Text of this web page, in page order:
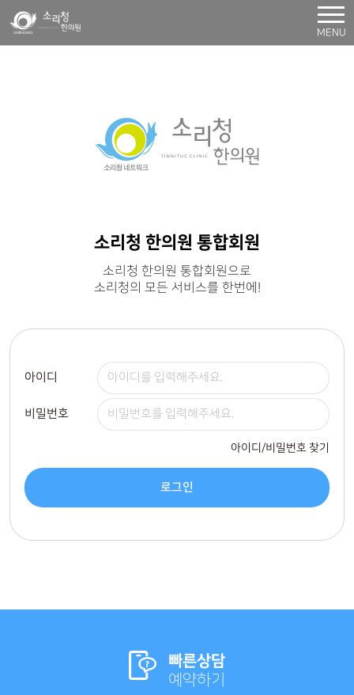
MENU
소리청 한의원 통합회원
소리청 한의원 통합회원으로
소리청의 모든 서비스를 한번에!
아이디
비밀번호
아이디/비밀번호 찾기
로그인
빠른상담
예약하기